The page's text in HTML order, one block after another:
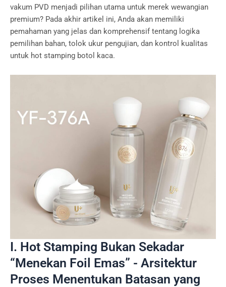
vakum PVD menjadi pilihan utama untuk merek wewangian
premium? Pada akhir artikel ini, Anda akan memiliki
pemahaman yang jelas dan komprehensif tentang logika
pemilihan bahan, tolok ukur pengujian, dan kontrol kualitas
untuk hot stamping botol kaca.
I. Hot Stamping Bukan Sekadar
“Menekan Foil Emas” - Arsitektur
Proses Menentukan Batasan yang